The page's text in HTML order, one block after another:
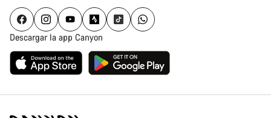
Descargar la app Canyon